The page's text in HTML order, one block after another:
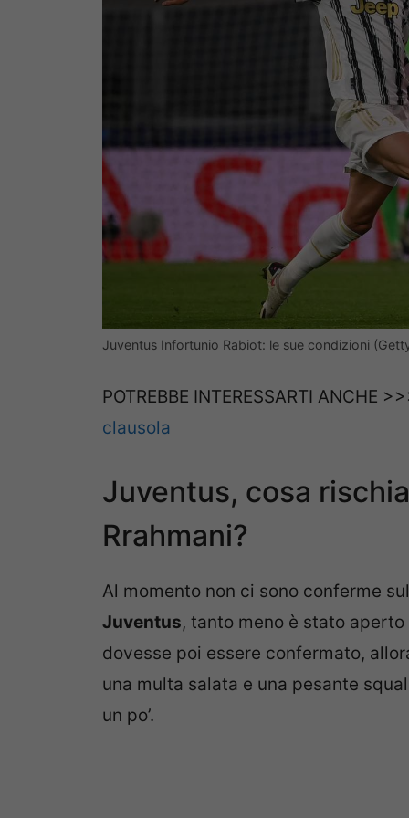
Juventus Infortunio Rabiot: le sue condizioni
POTREBBE INTERESSARTI ANCHE
clausola
Juventus, cosa
Rrahmani?
Al momento non ci sono conferme
Juventus, tanto meno è stato
dovesse poi essere confermato,
una multa salata e una pesante
un po’.